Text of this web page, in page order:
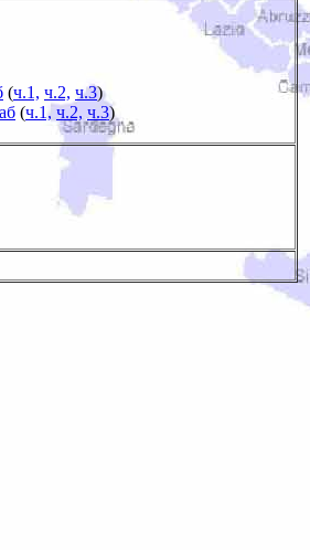
(ч.1, ч.2, ч.3)
(ч.1, ч.2, ч.3)